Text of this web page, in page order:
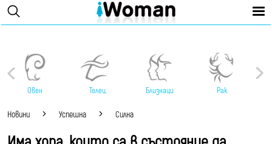
Овен Телец Близнаци Рак
Новини Успешна Силна